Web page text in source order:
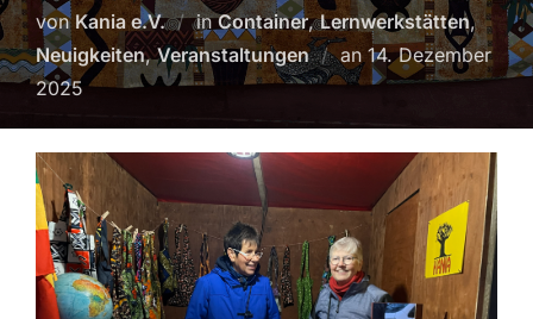
von Kania e.V. inContainer,Lernwerkstätten,
Neuigkeiten,Veranstaltungen an Veröffentlicht
am
14. Dezember
2025